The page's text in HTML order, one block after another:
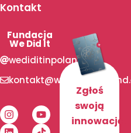
Kontakt
Fundacja
We Did It
wediditinpoland
Zgłoś
swoją
innowację!